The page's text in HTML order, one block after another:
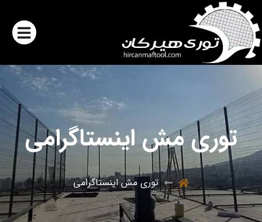
توری مش اینستاگرامی
توری مش اینستاگرامی